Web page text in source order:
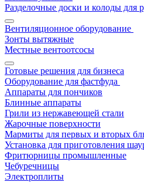
Разделочные доски и колоды для
Вентиляционное оборудование
Зонты вытяжные
Местные вентоотсосы
Готовые решения для бизнеса
Оборудование для фастфуда
Аппараты для пончиков
Блинные аппараты
Грили из нержавеющей стали
Жарочные поверхности
Мармиты для первых и вторых
Установка для приготовления
Фритюрницы промышленные
Чебуречницы
Электроплиты